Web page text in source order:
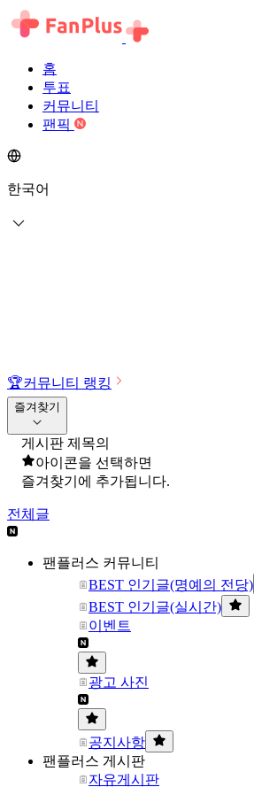
홈
투표
커뮤니티
팬픽
한국어
🏆커뮤니티 랭킹
즐겨찾기
게시판 제목의
아이콘을 선택하면
즐겨찾기에 추가됩니다.
전체글
팬플러스 커뮤니티
BEST 인기글(명예의 전당)
BEST 인기글(실시간)
이벤트
광고 사진
공지사항
팬플러스 게시판
자유게시판